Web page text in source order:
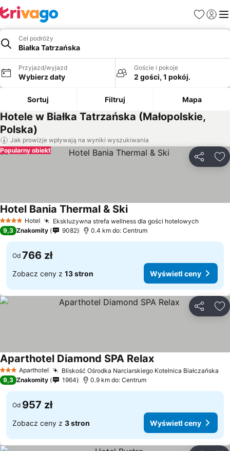
Ulubione
Cel podróży
Białka Tatrzańska
Przyjazd/wyjazd
Wybierz daty
Goście i pokoje
2 gości, 1 pokój.
Sortuj Filtruj Mapa
Hotele w Białka Tatrzańska (Małopolskie,
Polska)
Jak prowizje wpływają na wyniki wyszukiwania
Popularny obiekt
4 KategoriaHotel Ekskluzywna strefa wellness dla gości hotelowych
Hotel Bania Thermal & Ski
9,3 Znakomity 9082 0.4 km do: Centrum
Od 766 zł
Zobacz ceny z 13 stron Wyświetl ceny
3 KategoriaAparthotel Bliskość Ośrodka Narciarskiego Kotelnica Białczańska
Aparthotel Diamond SPA Relax
9,3 Znakomity 1964 0.9 km do: Centrum
Od 957 zł
Zobacz ceny z 3 stron Wyświetl ceny